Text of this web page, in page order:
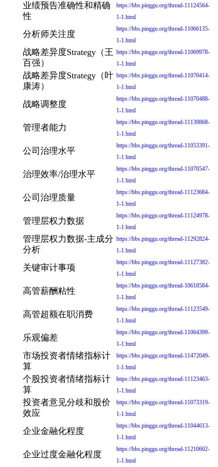
业绩预告准确性和精确
性
https://bbs.pinggu.org/thread-11124564-
1-1.html
分析师关注度
https://bbs.pinggu.org/thread-11066135-
1-1.html
战略差异度Strategy（王
百强）
https://bbs.pinggu.org/thread-11069978-
1-1.html
战略差异度Strategy（叶
康涛）
https://bbs.pinggu.org/thread-11070414-
1-1.html
战略调整度
https://bbs.pinggu.org/thread-11070488-
1-1.html
管理者能力
https://bbs.pinggu.org/thread-11139868-
1-1.html
公司治理水平
https://bbs.pinggu.org/thread-11053391-
1-1.html
治理效率/治理水平
https://bbs.pinggu.org/thread-11070547-
1-1.html
公司治理质量
https://bbs.pinggu.org/thread-11123684-
1-1.html
管理层权力数据
https://bbs.pinggu.org/thread-11124978-
1-1.html
管理层权力数据-主成分
分析
https://bbs.pinggu.org/thread-11292824-
1-1.html
关键审计事项
https://bbs.pinggu.org/thread-11127382-
1-1.html
高管薪酬粘性
https://bbs.pinggu.org/thread-10618584-
1-1.html
高管超额在职消费
https://bbs.pinggu.org/thread-11123549-
1-1.html
乐观偏差
https://bbs.pinggu.org/thread-11064399-
1-1.html
市场投资者情绪指标计
算
https://bbs.pinggu.org/thread-11472049-
1-1.html
个股投资者情绪指标计
算
https://bbs.pinggu.org/thread-11123463-
1-1.html
投资者意见分歧和股价
效应
https://bbs.pinggu.org/thread-11073319-
1-1.html
企业金融化程度
https://bbs.pinggu.org/thread-11044613-
1-1.html
企业过度金融化程度
https://bbs.pinggu.org/thread-11210602-
1-1.html